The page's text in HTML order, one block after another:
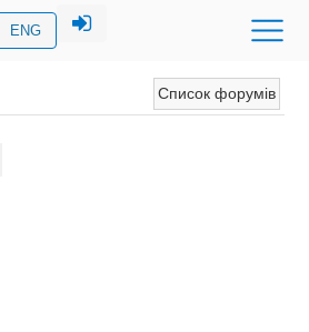
ENG
Список форумів